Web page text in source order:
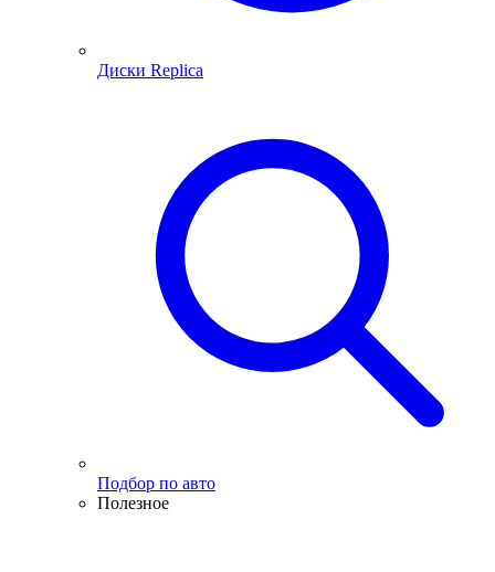
Диски Replica
Подбор по авто
Полезное